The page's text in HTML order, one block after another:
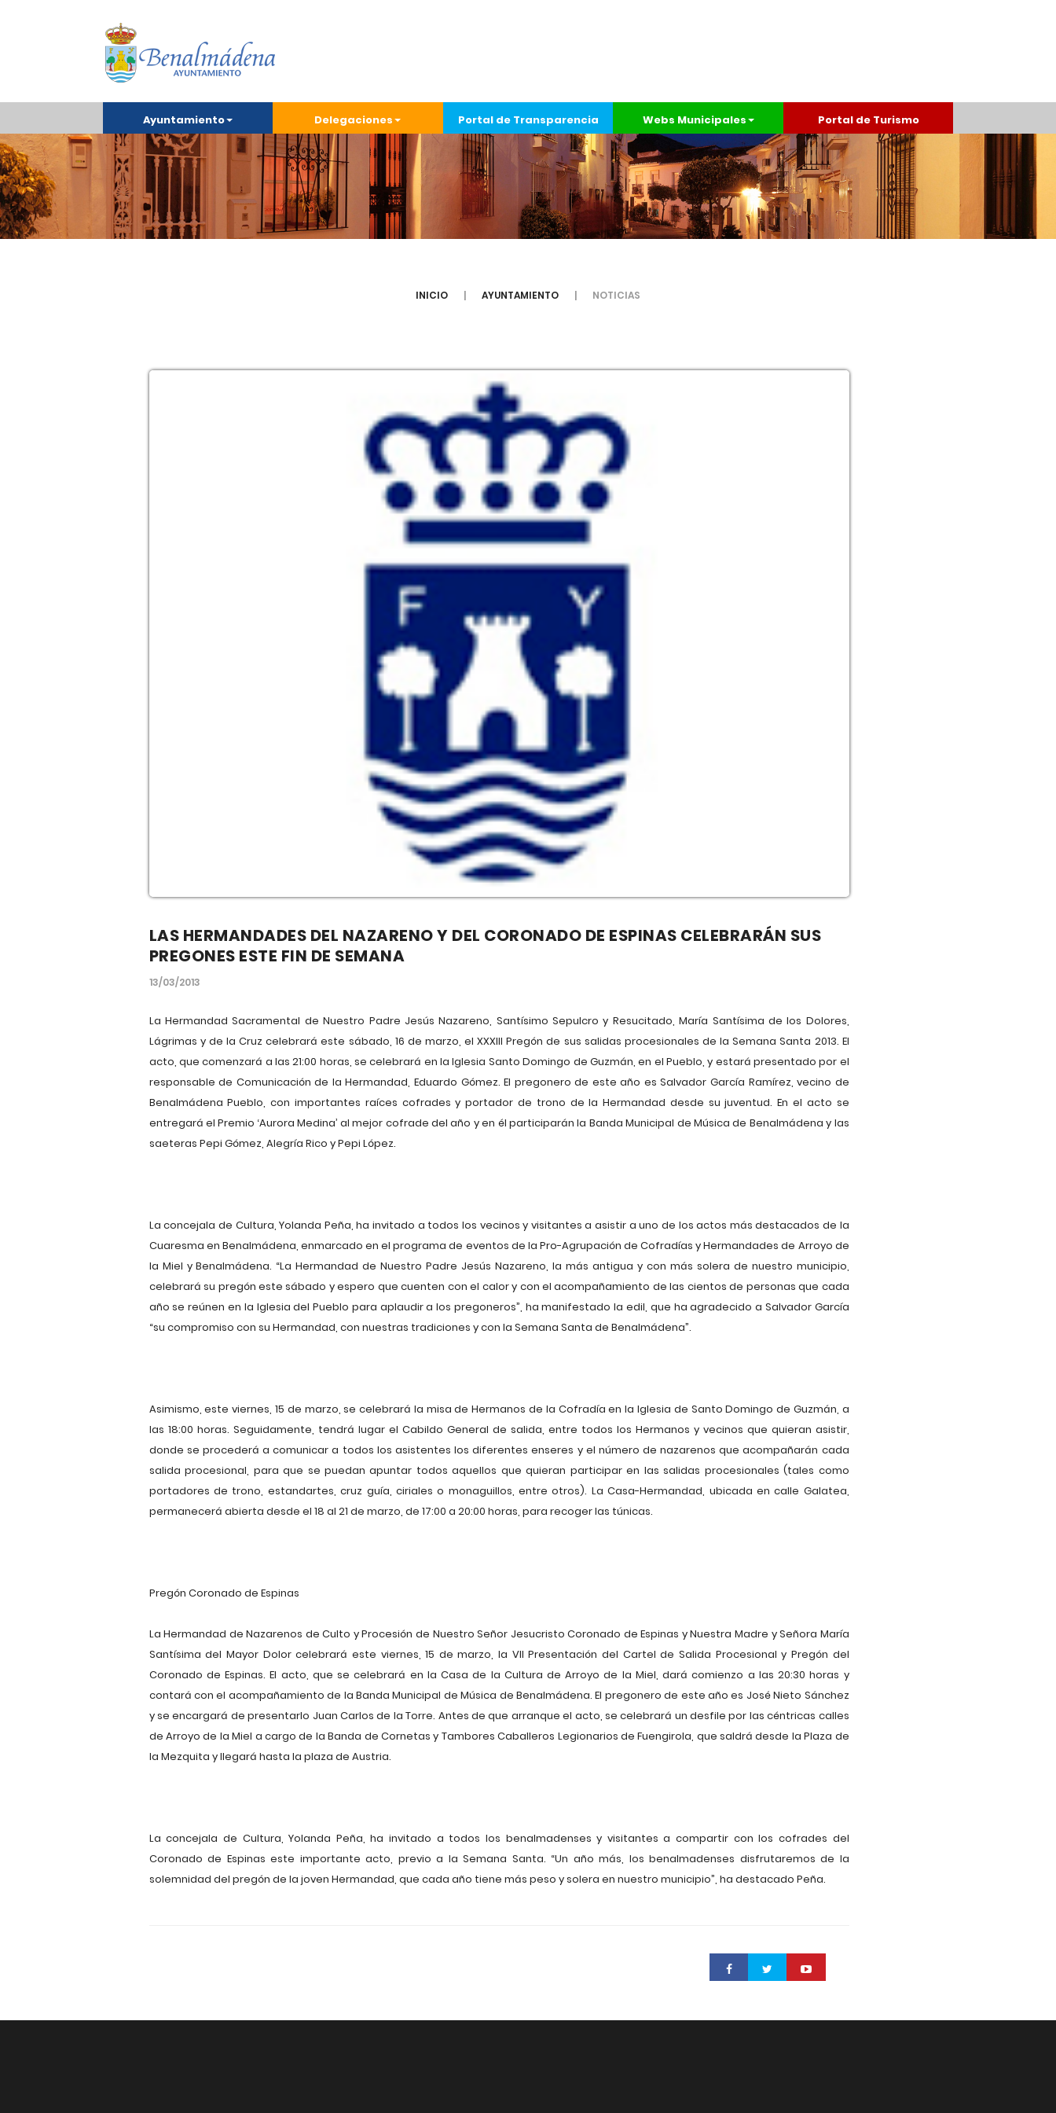
Ayuntamiento Delegaciones Portal de Transparencia Webs Municipales Portal de Turismo
INICIO AYUNTAMIENTO NOTICIAS
LAS HERMANDADES DEL NAZARENO Y DEL CORONADO DE ESPINAS CELEBRARÁN SUS
PREGONES ESTE FIN DE SEMANA
13/03/2013
La Hermandad Sacramental de Nuestro Padre Jesús Nazareno, Santísimo Sepulcro y Resucitado, María Santísima de los Dolores,
Lágrimas y de la Cruz celebrará este sábado, 16 de marzo, el XXXIII Pregón de sus salidas procesionales de la Semana Santa 2013. El
acto, que comenzará a las 21:00 horas, se celebrará en la Iglesia Santo Domingo de Guzmán, en el Pueblo, y estará presentado por el
responsable de Comunicación de la Hermandad, Eduardo Gómez. El pregonero de este año es Salvador García Ramírez, vecino de
Benalmádena Pueblo, con importantes raíces cofrades y portador de trono de la Hermandad desde su juventud. En el acto se
entregará el Premio ‘Aurora Medina’ al mejor cofrade del año y en él participarán la Banda Municipal de Música de Benalmádena y las
saeteras Pepi Gómez, Alegría Rico y Pepi López.
La concejala de Cultura, Yolanda Peña, ha invitado a todos los vecinos y visitantes a asistir a uno de los actos más destacados de la
Cuaresma en Benalmádena, enmarcado en el programa de eventos de la Pro-Agrupación de Cofradías y Hermandades de Arroyo de
la Miel y Benalmádena. “La Hermandad de Nuestro Padre Jesús Nazareno, la más antigua y con más solera de nuestro municipio,
celebrará su pregón este sábado y espero que cuenten con el calor y con el acompañamiento de las cientos de personas que cada
año se reúnen en la Iglesia del Pueblo para aplaudir a los pregoneros”, ha manifestado la edil, que ha agradecido a Salvador García
“su compromiso con su Hermandad, con nuestras tradiciones y con la Semana Santa de Benalmádena”.
Asimismo, este viernes, 15 de marzo, se celebrará la misa de Hermanos de la Cofradía en la Iglesia de Santo Domingo de Guzmán, a
las 18:00 horas. Seguidamente, tendrá lugar el Cabildo General de salida, entre todos los Hermanos y vecinos que quieran asistir,
donde se procederá a comunicar a todos los asistentes los diferentes enseres y el número de nazarenos que acompañarán cada
salida procesional, para que se puedan apuntar todos aquellos que quieran participar en las salidas procesionales (tales como
portadores de trono, estandartes, cruz guía, ciriales o monaguillos, entre otros). La Casa-Hermandad, ubicada en calle Galatea,
permanecerá abierta desde el 18 al 21 de marzo, de 17:00 a 20:00 horas, para recoger las túnicas.
Pregón Coronado de Espinas
La Hermandad de Nazarenos de Culto y Procesión de Nuestro Señor Jesucristo Coronado de Espinas y Nuestra Madre y Señora María
Santísima del Mayor Dolor celebrará este viernes, 15 de marzo, la VII Presentación del Cartel de Salida Procesional y Pregón del
Coronado de Espinas. El acto, que se celebrará en la Casa de la Cultura de Arroyo de la Miel, dará comienzo a las 20:30 horas y
contará con el acompañamiento de la Banda Municipal de Música de Benalmádena. El pregonero de este año es José Nieto Sánchez
y se encargará de presentarlo Juan Carlos de la Torre. Antes de que arranque el acto, se celebrará un desfile por las céntricas calles
de Arroyo de la Miel a cargo de la Banda de Cornetas y Tambores Caballeros Legionarios de Fuengirola, que saldrá desde la Plaza de
la Mezquita y llegará hasta la plaza de Austria.
La concejala de Cultura, Yolanda Peña, ha invitado a todos los benalmadenses y visitantes a compartir con los cofrades del
Coronado de Espinas este importante acto, previo a la Semana Santa. “Un año más, los benalmadenses disfrutaremos de la
solemnidad del pregón de la joven Hermandad, que cada año tiene más peso y solera en nuestro municipio”, ha destacado Peña.